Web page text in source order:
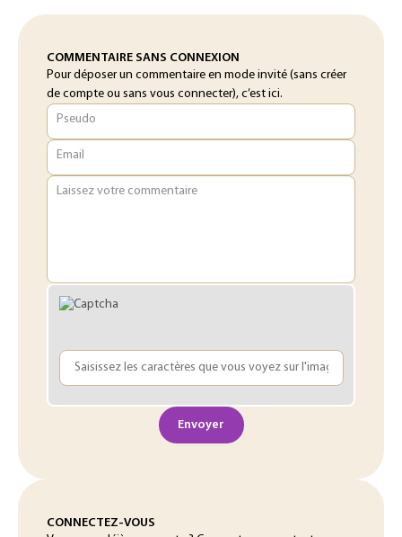
COMMENTAIRE SANS CONNEXION
Pour déposer un commentaire en mode invité (sans créer
de compte ou sans vous connecter), c’est ici.
Pseudo
Email
Laissez votre commentaire
Envoyer
CONNECTEZ-VOUS